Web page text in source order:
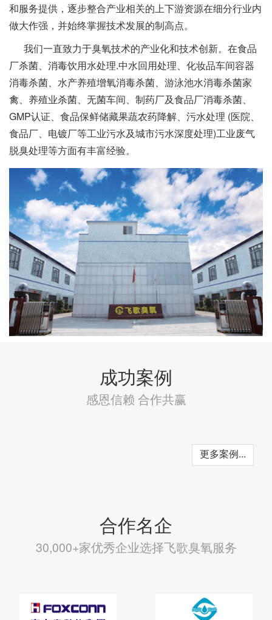
和服务提供，逐步整合产业相关的上下游资源在细分行业内
做大作强，并始终掌握技术发展的制高点。
我们一直致力于臭氧技术的产业化和技术创新。在食品
厂杀菌、消毒饮用水处理.中水回用处理、化妆品车间容器
消毒杀菌、水产养殖增氧消毒杀菌、游泳池水消毒杀菌家
禽、养殖业杀菌、无菌车间、制药厂及食品厂消毒杀菌、
GMP认证、食品保鲜储藏果蔬农药降解、污水处理 (医院、
食品厂、电镀厂等工业污水及城市污水深度处理)工业废气
脱臭处理等方面有丰富经验。
成功案例
感恩信赖 合作共赢
更多案例...
合作名企
30,000+家优秀企业选择飞歌臭氧服务